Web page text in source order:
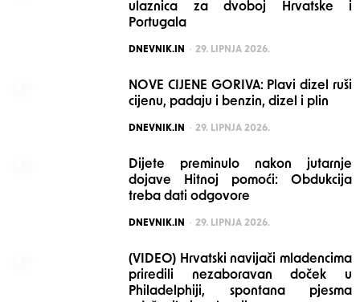
ulaznica za dvoboj Hrvatske i
Portugala
POSTED
DNEVNIK.IN 29. LIPNJA 2026.
NOVE CIJENE GORIVA: Plavi dizel ruši
cijenu, padaju i benzin, dizel i plin
POSTED
DNEVNIK.IN 29. LIPNJA 2026.
Dijete preminulo nakon jutarnje
dojave Hitnoj pomoći: Obdukcija
treba dati odgovore
POSTED
DNEVNIK.IN 29. LIPNJA 2026.
(VIDEO) Hrvatski navijači mladencima
priredili nezaboravan doček u
Philadelphiji, spontana pjesma